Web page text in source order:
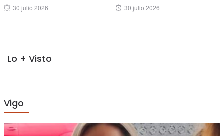
Posted
30 julio 2026
Posted
30 julio 2026
Lo + Visto
Vigo